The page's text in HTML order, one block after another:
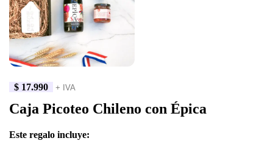
$ 17.990 + IVA
Caja Picoteo Chileno con Épica
Este regalo incluye: